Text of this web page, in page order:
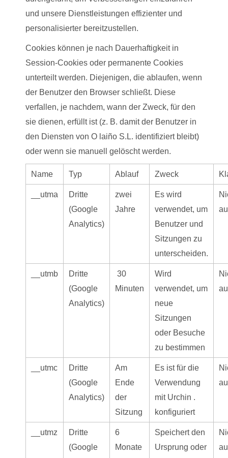
und unsere Dienstleistungen effizienter und
personalisierter bereitzustellen.
Cookies können je nach Dauerhaftigkeit in
Session-Cookies oder permanente Cookies
unterteilt werden. Diejenigen, die ablaufen, wenn
der Benutzer den Browser schließt. Diese
verfallen, je nachdem, wann der Zweck, für den
sie dienen, erfüllt ist (z. B. damit der Benutzer in
den Diensten von O laiño S.L. identifiziert bleibt)
oder wenn sie manuell gelöscht werden.
Name Typ Ablauf Zweck
__utma
Dritte
(Google
Analytics)
zwei
Jahre
Es wird
verwendet, um
Benutzer und
Sitzungen zu
unterscheiden.
__utmb
Dritte
(Google
Analytics)
30
Minuten
Wird
verwendet, um
neue
Sitzungen
oder Besuche
zu bestimmen
__utmc
Dritte
(Google
Analytics)
Am
Ende
der
Sitzung
Es ist für die
Verwendung
mit Urchin .
konfiguriert
__utmz
Dritte
(Google
6
Monate
Speichert den
Ursprung oder